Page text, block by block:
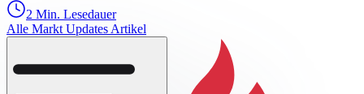
2 Min. Lesedauer
Alle Markt Updates Artikel